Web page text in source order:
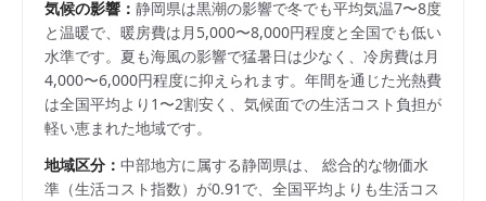
気候の影響： 静岡県は黒潮の影響で冬でも平均気温7〜8度
と温暖で、暖房費は月5,000〜8,000円程度と全国でも低い
水準です。夏も海風の影響で猛暑日は少なく、冷房費は月
4,000〜6,000円程度に抑えられます。年間を通じた光熱費
は全国平均より1〜2割安く、気候面での生活コスト負担が
軽い恵まれた地域です。
地域区分： 中部地方に属する静岡県は、 総合的な物価水
準（生活コスト指数）が0.91 で、 全国平均よりも生活コス